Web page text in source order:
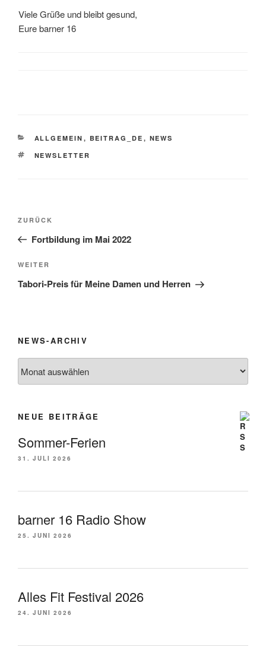
Viele Grüße und bleibt gesund,
Eure barner 16
KATEGORIEN
ALLGEMEIN , BEITRAG_DE , NEWS
SCHLAGWÖRTER
NEWSLETTER
Beitragsnavigation
Vorheriger
Beitrag
ZURÜCK
Fortbildung im Mai 2022
Nächster
Beitrag
WEITER
Tabori-Preis für Meine Damen und Herren
NEWS-ARCHIV
Archiv
NEUE BEITRÄGE
Sommer-Ferien
31. JULI 2026
barner 16 Radio Show
25. JUNI 2026
Alles Fit Festival 2026
24. JUNI 2026